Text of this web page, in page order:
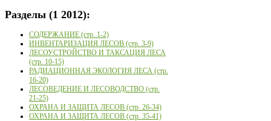
Разделы (1 2012):
СОДЕРЖАНИЕ (стр. 1-2)
ИНВЕНТАРИЗАЦИЯ ЛЕСОВ (стр. 3-9)
ЛЕСОУСТРОЙСТВО И ТАКСАЦИЯ ЛЕСА
(стр. 10-15)
РАДИАЦИОННАЯ ЭКОЛОГИЯ ЛЕСА (стр.
16-20)
ЛЕСОВЕДЕНИЕ И ЛЕСОВОДСТВО (стр.
21-25)
ОХРАНА И ЗАЩИТА ЛЕСОВ (стр. 26-34)
ОХРАНА И ЗАЩИТА ЛЕСОВ (стр. 35-41)